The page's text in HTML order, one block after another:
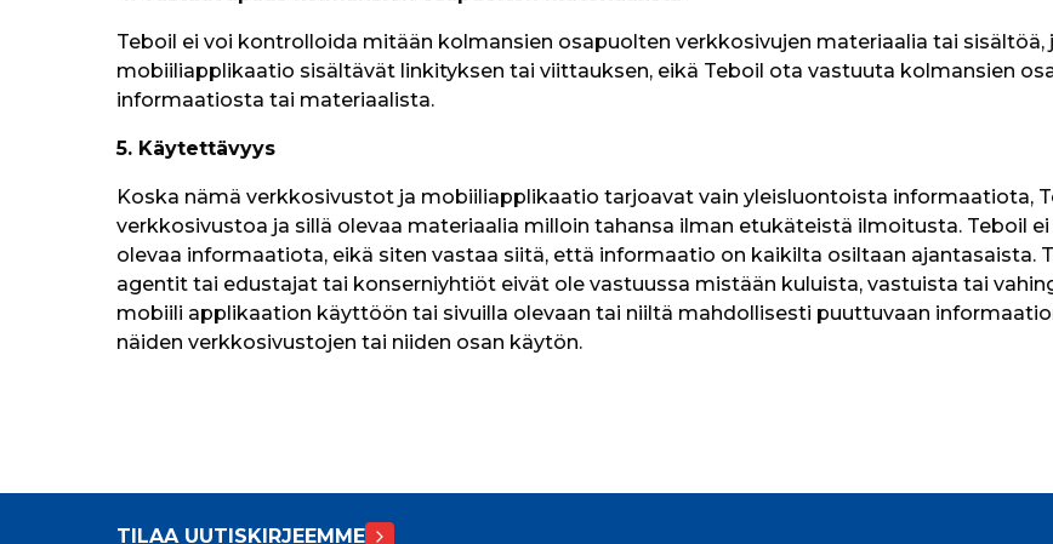
Teboil ei voi kontrolloida mitään kolmansien osapuolten verkkosivujen materiaalia tai
mobiiliapplikaatio sisältävät linkityksen tai viittauksen, eikä Teboil ota vastuuta kolmansien
informaatiosta tai materiaalista.
5. Käytettävyys
Koska nämä verkkosivustot ja mobiiliapplikaatio tarjoavat vain yleisluontoista informaatiota,
verkkosivustoa ja sillä olevaa materiaalia milloin tahansa ilman etukäteistä ilmoitusta. Teboil
olevaa informaatiota, eikä siten vastaa siitä, että informaatio on kaikilta osiltaan ajantasaista.
agentit tai edustajat tai konserniyhtiöt eivät ole vastuussa mistään kuluista, vastuista tai
mobiili applikaation käyttöön tai sivuilla olevaan tai niiltä mahdollisesti puuttuvaan
näiden verkkosivustojen tai niiden osan käytön.
TILAA UUTISKIRJEEMME